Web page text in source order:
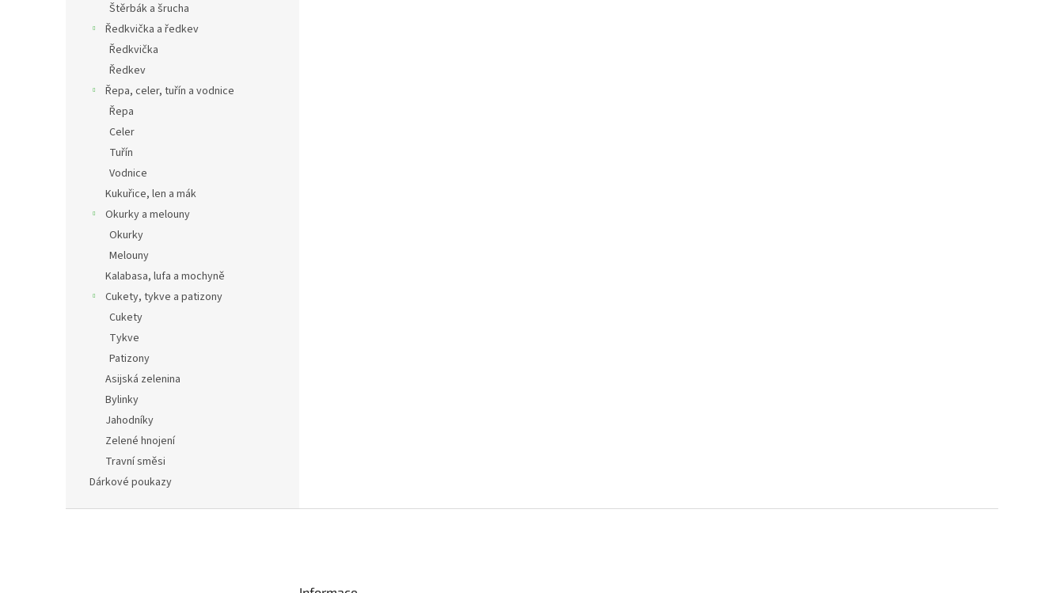
Štěrbák a šrucha
Ředkvička a ředkev
Ředkvička
Ředkev
Řepa, celer, tuřín a vodnice
Řepa
Celer
Tuřín
Vodnice
Kukuřice, len a mák
Okurky a melouny
Okurky
Melouny
Kalabasa, lufa a mochyně
Cukety, tykve a patizony
Cukety
Tykve
Patizony
Asijská zelenina
Bylinky
Jahodníky
Zelené hnojení
Travní směsi
Dárkové poukazy